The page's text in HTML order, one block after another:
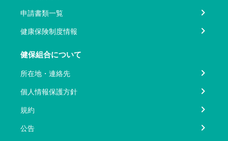
申請書類一覧
健康保険制度情報
健保組合について
所在地・連絡先
個人情報保護方針
規約
公告